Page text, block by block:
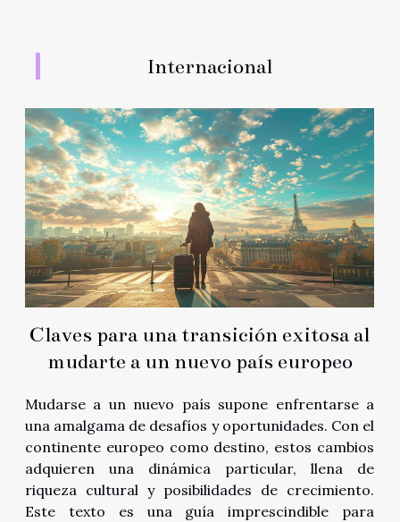
Internacional
Claves para una transición exitosa al
mudarte a un nuevo país europeo
Mudarse a un nuevo país supone enfrentarse a
una amalgama de desafíos y oportunidades. Con el
continente europeo como destino, estos cambios
adquieren una dinámica particular, llena de
riqueza cultural y posibilidades de crecimiento.
Este texto es una guía imprescindible para